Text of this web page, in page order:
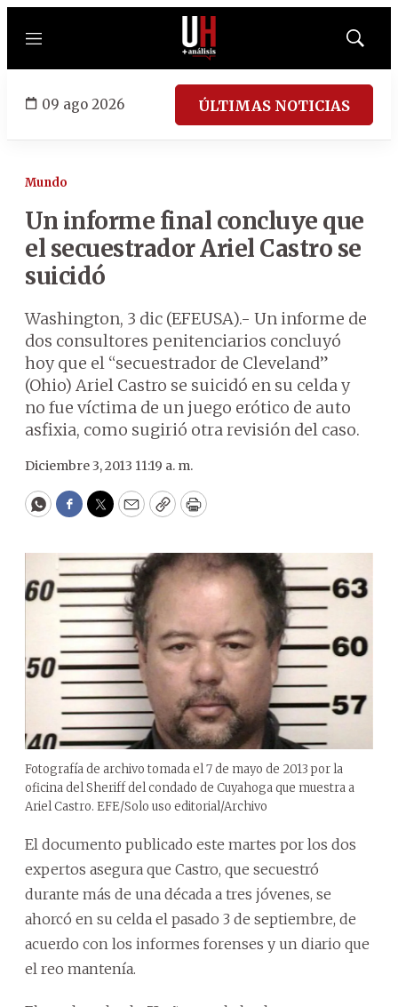
Menú
Mostrar
09 ago 2026 ÚLTIMAS NOTICIAS
Mundo
Un informe final concluye que
el secuestrador Ariel Castro se
suicidó
Washington, 3 dic (EFEUSA).- Un informe de
dos consultores penitenciarios concluyó
hoy que el “secuestrador de Cleveland”
(Ohio) Ariel Castro se suicidó en su celda y
no fue víctima de un juego erótico de auto
asfixia, como sugirió otra revisión del caso.
Diciembre 3, 2013 11:19 a. m.
WhatsApp
Facebook
Twitter
EmailCopyPrint
Fotografía de archivo tomada el 7 de mayo de 2013 por la
oficina del Sheriff del condado de Cuyahoga que muestra a
Ariel Castro. EFE/Solo uso editorial/Archivo
El documento publicado este martes por los dos
expertos asegura que Castro, que secuestró
durante más de una década a tres jóvenes, se
ahorcó en su celda el pasado 3 de septiembre, de
acuerdo con los informes forenses y un diario que
el reo mantenía.